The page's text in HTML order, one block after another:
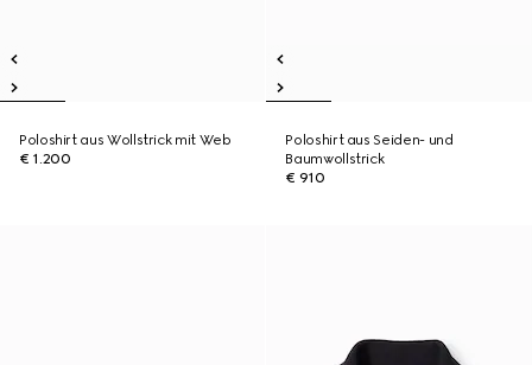
Poloshirt aus Wollstrick mit Web
€ 1.200
Poloshirt aus Seiden- und
Baumwollstrick
€ 910